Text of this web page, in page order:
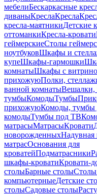
мебелиБескаркасные
диваныКреслаКресла
кресла-маятникиДетские
оттоманкиКресла-кровати
геймерскиеСтолы
ноутбуковШкафы и
купеШкафы-гармошки
комнатыШкафы с
прихожуюПолки,
ванной комнатыВешалки,
тумбыКомодыТумбы
прихожуюКомоды, тумбы
комодыТумбы под ТВ
матрасыМатрасыКровати
новорожденныхНадувная
матрасОснования для
кроватейПодматрасники
шкафы-кроватиКровати-
столыБарные столы
компьютерныеДетские
столыСадовые столы